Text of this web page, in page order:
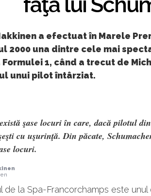
a efectuat în Marele
2000 una dintre cele mai
1, când a trecut de
unui pilot întârziat.
şase locuri în care, dacă pilotul
cu uşurinţă. Din păcate,
locuri.
de la Spa-Francorchamps este